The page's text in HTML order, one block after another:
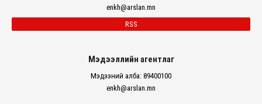
enkh@arslan.mn
RSS
Мэдээллийн агентлаг
Мэдээний алба: 89400100
enkh@arslan.mn